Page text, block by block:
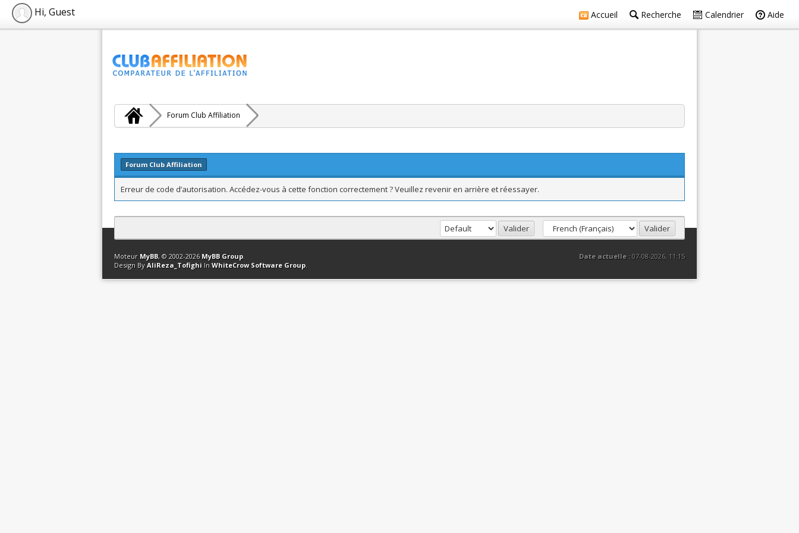
Accueil Recherche Calendrier Aide
Hi, Guest
Forum Club Affiliation
Forum Club Affiliation
Erreur de code d’autorisation. Accédez-vous à cette fonction correctement ? Veuillez revenir en arrière et réessayer.
Contact Club Affiliation Retourner en haut Version bas-débit (Archivé) Syndication RSS
Date actuelle :07-08-2026, 11:15
Moteur MyBB, © 2002-2026 MyBB Group.
Design By AliReza_Tofighi In WhiteCrow Software Group.